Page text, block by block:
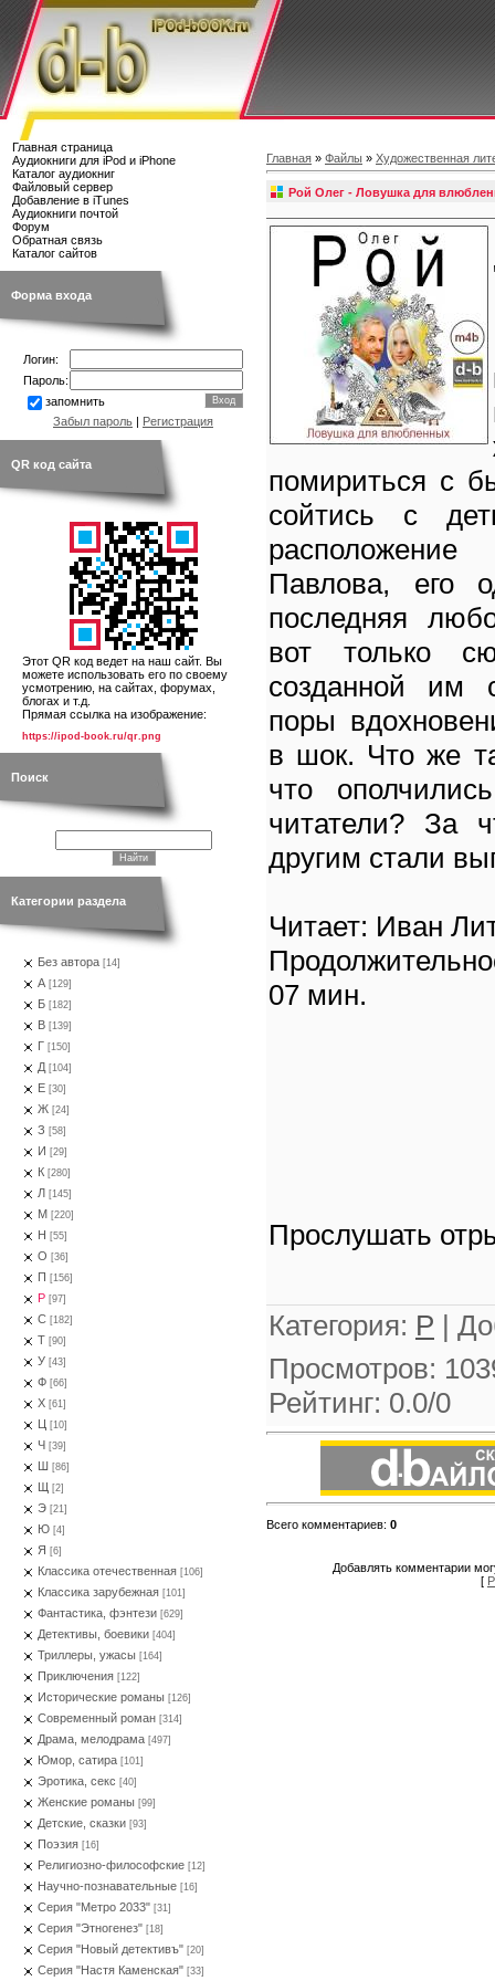
Главная страница
Аудиокниги для iPod и iPhone
Каталог аудиокниг
Файловый сервер
Добавление в iTunes
Аудиокниги почтой
Форум
Обратная связь
Каталог сайтов
Форма входа
Логин:
Пароль:
запомнить
Забыл пароль | Регистрация
QR код сайта
Этот QR код ведет на наш сайт. Вы
можете использовать его по своему
усмотрению, на сайтах, форумах,
блогах и т.д.
Прямая ссылка на изображение:
https://ipod-book.ru/qr.png
Поиск
Категории раздела
Без автора [14]
А [129]
Б [182]
В [139]
Г [150]
Д [104]
Е [30]
Ж [24]
З [58]
И [29]
К [280]
Л [145]
М [220]
Н [55]
О [36]
П [156]
Р [97]
С [182]
Т [90]
У [43]
Ф [66]
Х [61]
Ц [10]
Ч [39]
Ш [86]
Щ [2]
Э [21]
Ю [4]
Я [6]
Классика отечественная [106]
Классика зарубежная [101]
Фантастика, фэнтези [629]
Детективы, боевики [404]
Триллеры, ужасы [164]
Приключения [122]
Исторические романы [126]
Современный роман [314]
Драма, мелодрама [497]
Юмор, сатира [101]
Эротика, секс [40]
Женские романы [99]
Детские, сказки [93]
Поэзия [16]
Религиозно-философские [12]
Научно-познавательные [16]
Серия "Метро 2033" [31]
Серия "Этногенез" [18]
Серия "Новый детективъ" [20]
Серия "Настя Каменская" [33]
Главная » Файлы » Художественная
Рой Олег - Ловушка для
помириться с
сойтись с
Павлова, его
последняя
вот только
созданной им
поры
в шок. Что же
что
читатели? За
другим стали
Читает: Иван
07 мин.
Прослушать
Категория: Р |
Просмотров:
Рейтинг: 0.0/0
Всего комментариев: 0
Добавлять комментарии
[